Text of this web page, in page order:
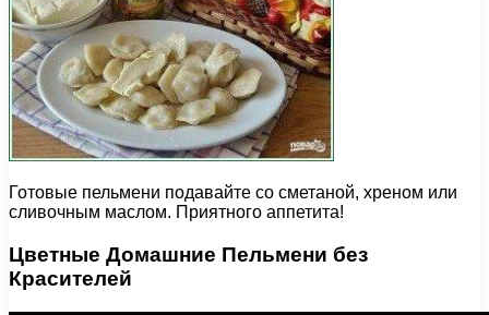
Готовые пельмени подавайте со сметаной, хреном или
сливочным маслом. Приятного аппетита!
Цветные Домашние Пельмени без
Красителей